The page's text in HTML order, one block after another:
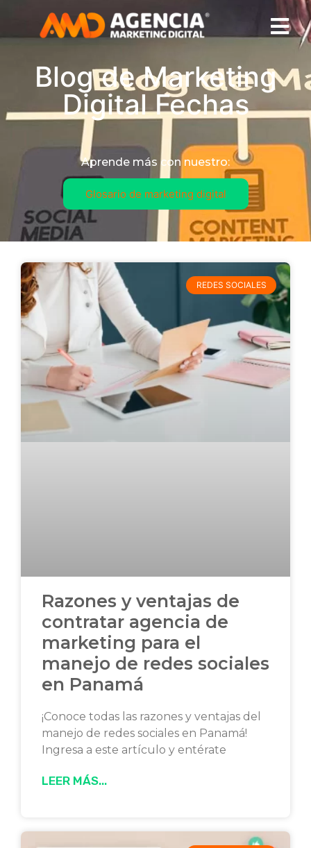
Blog de Marketing
Digital Fechas
Aprende más con nuestro:
Glosario de marketing digital
REDES SOCIALES
Razones y ventajas de
contratar agencia de
marketing para el
manejo de redes sociales
en Panamá
¡Conoce todas las razones y ventajas del
manejo de redes sociales en Panamá!
Ingresa a este artículo y entérate
LEER MÁS...